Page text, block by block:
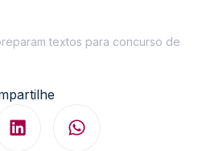
textos para concurso de